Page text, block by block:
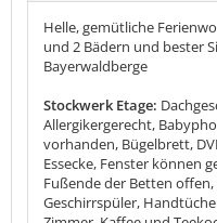
Helle, gemütliche
und 2 Bädern und bester
Bayerwaldberge
Stockwerk Etage:
Allergikergerecht,
vorhanden, Bügelbrett,
Essecke, Fenster können
Fußende der Betten
Geschirrspüler,